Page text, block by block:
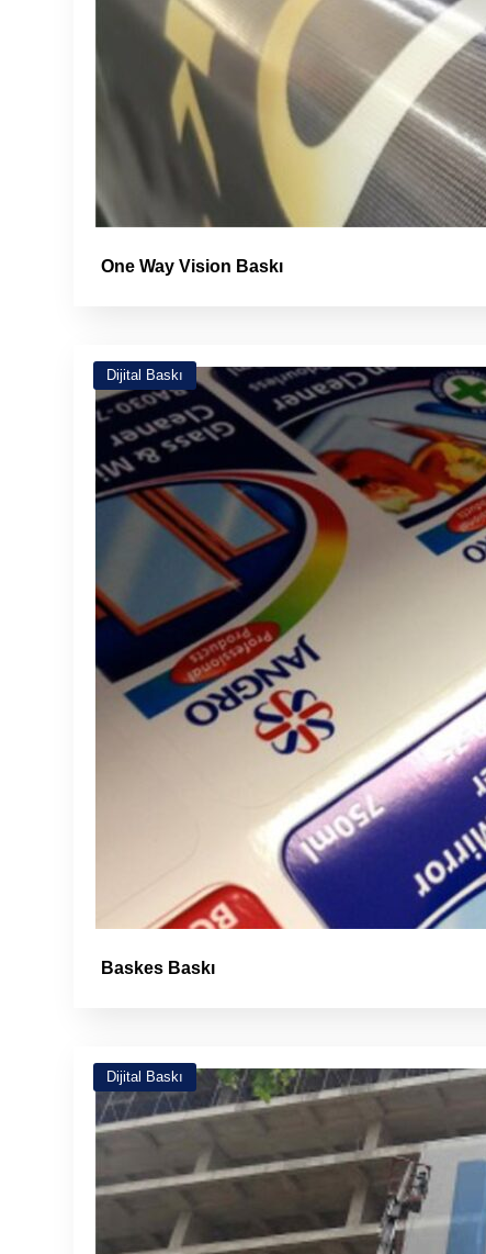
One Way Vision Baskı
Dijital Baskı
Baskes Baskı
Dijital Baskı